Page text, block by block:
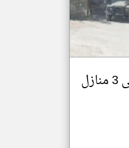
الاحتلال يستولي على 3 منازل